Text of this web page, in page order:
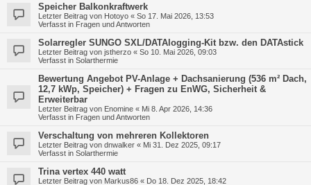
Speicher Balkonkraftwerk
Letzter Beitrag von Hotoyo « So 17. Mai 2026, 13:53
Verfasst in Fragen und Antworten
Solarregler SUNGO SXL/DATAlogging-Kit bzw. den DATAstick
Letzter Beitrag von jstherzo « So 10. Mai 2026, 09:03
Verfasst in Solarthermie
Bewertung Angebot PV-Anlage + Dachsanierung (536 m² Dach,
12,7 kWp, Speicher) + Fragen zu EnWG, Sicherheit &
Erweiterbar
Letzter Beitrag von Enomine « Mi 8. Apr 2026, 14:36
Verfasst in Fragen und Antworten
Verschaltung von mehreren Kollektoren
Letzter Beitrag von dnwalker « Mi 31. Dez 2025, 09:17
Verfasst in Solarthermie
Trina vertex 440 watt
Letzter Beitrag von Markus86 « Do 18. Dez 2025, 18:42